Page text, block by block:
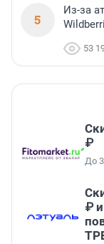
5
Из-за
53
₽
До
₽